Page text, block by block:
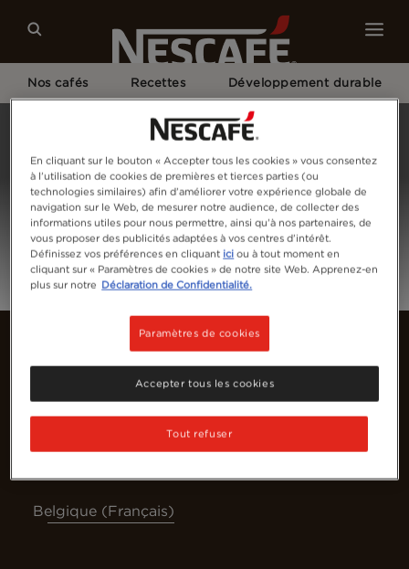
Nos cafés Recettes Développement durable
Connectez-vous
Belgique (Français)
En cliquant sur le bouton « Accepter tous les cookies » vous consentez
à l’utilisation de cookies de premières et tierces parties (ou
technologies similaires) afin d’améliorer votre expérience globale de
navigation sur le Web, de mesurer notre audience, de collecter des
informations utiles pour nous permettre, ainsi qu’à nos partenaires, de
vous proposer des publicités adaptées à vos centres d’intérêt.
Définissez vos préférences en cliquant ici ou à tout moment en
cliquant sur « Paramètres de cookies » de notre site Web. Apprenez-en
plus sur notre Déclaration de Confidentialité.
Paramètres de cookies
Tout refuser
Accepter tous les cookies